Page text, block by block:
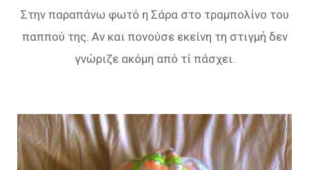
Στην παραπάνω φωτό η Σάρα στο τραμπολίνο του
παππού της. Αν και πονούσε εκείνη τη στιγμή δεν
γνώριζε ακόμη από τί πάσχει.